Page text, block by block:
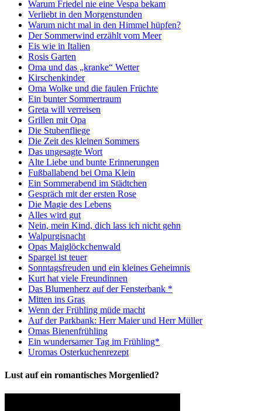
Warum Friedel nie eine Vespa bekam
Verliebt in den Morgenstunden
Warum nicht mal in den Himmel hüpfen?
Der Sommerwind erzählt vom Meer
Eis wie in Italien
Rosis Garten
Oma und das „kranke“ Wetter
Kirschenkinder
Oma Wolke und die faulen Früchte
Ein bunter Sommertraum
Greta will verreisen
Grillen mit Opa
Die Stubenfliege
Die Zeit des kleinen Sommers
Das ungesagte Wort
Alte Liebe und bunte Erinnerungen
Fußballabend bei Oma Klein
Ein Sommerabend im Städtchen
Gespräch mit der ersten Rose
Die Magie des Lebens
Alles wird gut
Nein, mein Kind, dich lass ich nicht gehn
Walpurgisnacht
Opas Maiglöckchenwald
Spargel ist teuer
Sonntagsfreuden und ein kleines Geheimnis
Kurt hat viele Freundinnen
Das Blumenherz auf der Fensterbank *
Mitten ins Gras
Wenn der Frühling müde macht
Auf der Parkbank: Herr Maier und Herr Müller
Omas Bienenfrühling
Ein wundersamer Tag im Frühling*
Uromas Osterkuchenrezept
Lust auf ein romantisches Morgenlied?